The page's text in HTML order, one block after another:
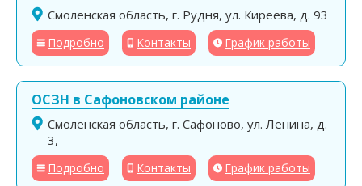
Смоленская область, г. Рудня, ул. Киреева, д. 93
Подробно Контакты График работы
ОСЗН в Сафоновском районе
Смоленская область, г. Сафоново, ул. Ленина, д.
3,
Подробно Контакты График работы